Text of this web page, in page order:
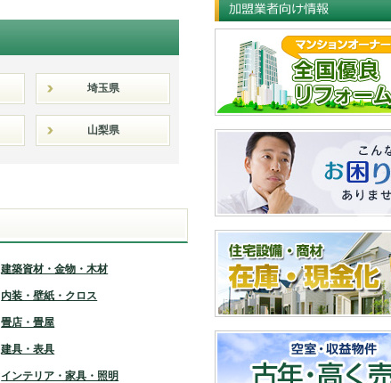
埼玉県
山梨県
建築資材・金物・木材
内装・壁紙・クロス
畳店・畳屋
建具・表具
インテリア・家具・照明